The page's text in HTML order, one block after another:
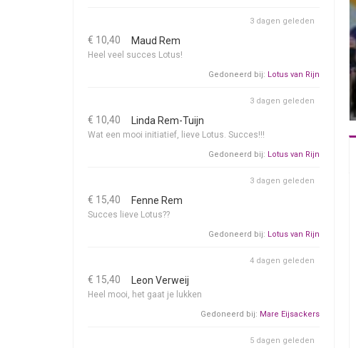
€ 10,40 Maud Rem
Heel veel succes Lotus!
3 dagen geleden
Gedoneerd bij: Lotus van Rijn
€ 10,40 Linda Rem-Tuijn
Wat een mooi initiatief, lieve Lotus. Succes!!!
3 dagen geleden
Gedoneerd bij: Lotus van Rijn
€ 15,40 Fenne Rem
Succes lieve Lotus??
3 dagen geleden
Gedoneerd bij: Lotus van Rijn
€ 15,40 Leon Verweij
Heel mooi, het gaat je lukken
4 dagen geleden
Gedoneerd bij: Mare Eijsackers
5 dagen geleden